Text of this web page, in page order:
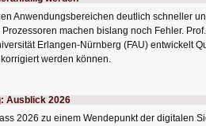
Anwendungsbereichen deutlich schneller
machen bislang noch Fehler.
Erlangen-Nürnberg (FAU) entwickelt
werden können.
Ausblick 2026
2026 zu einem Wendepunkt der digitalen